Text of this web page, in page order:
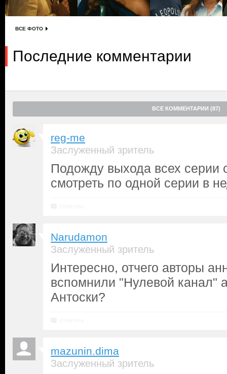
ВСЕ ФОТО
Последние комментарии
ВСЕ КОММЕНТАРИИ (87)
reg-me
Заслуженный зритель
Подожду выхода всех серии
смотреть по одной серии в
Narudamon
Заслуженный зритель
Интересно, отчего авторы
вспомнили "Нулевой канал"
Антоски?
mazunin.dima
Заслуженный зритель